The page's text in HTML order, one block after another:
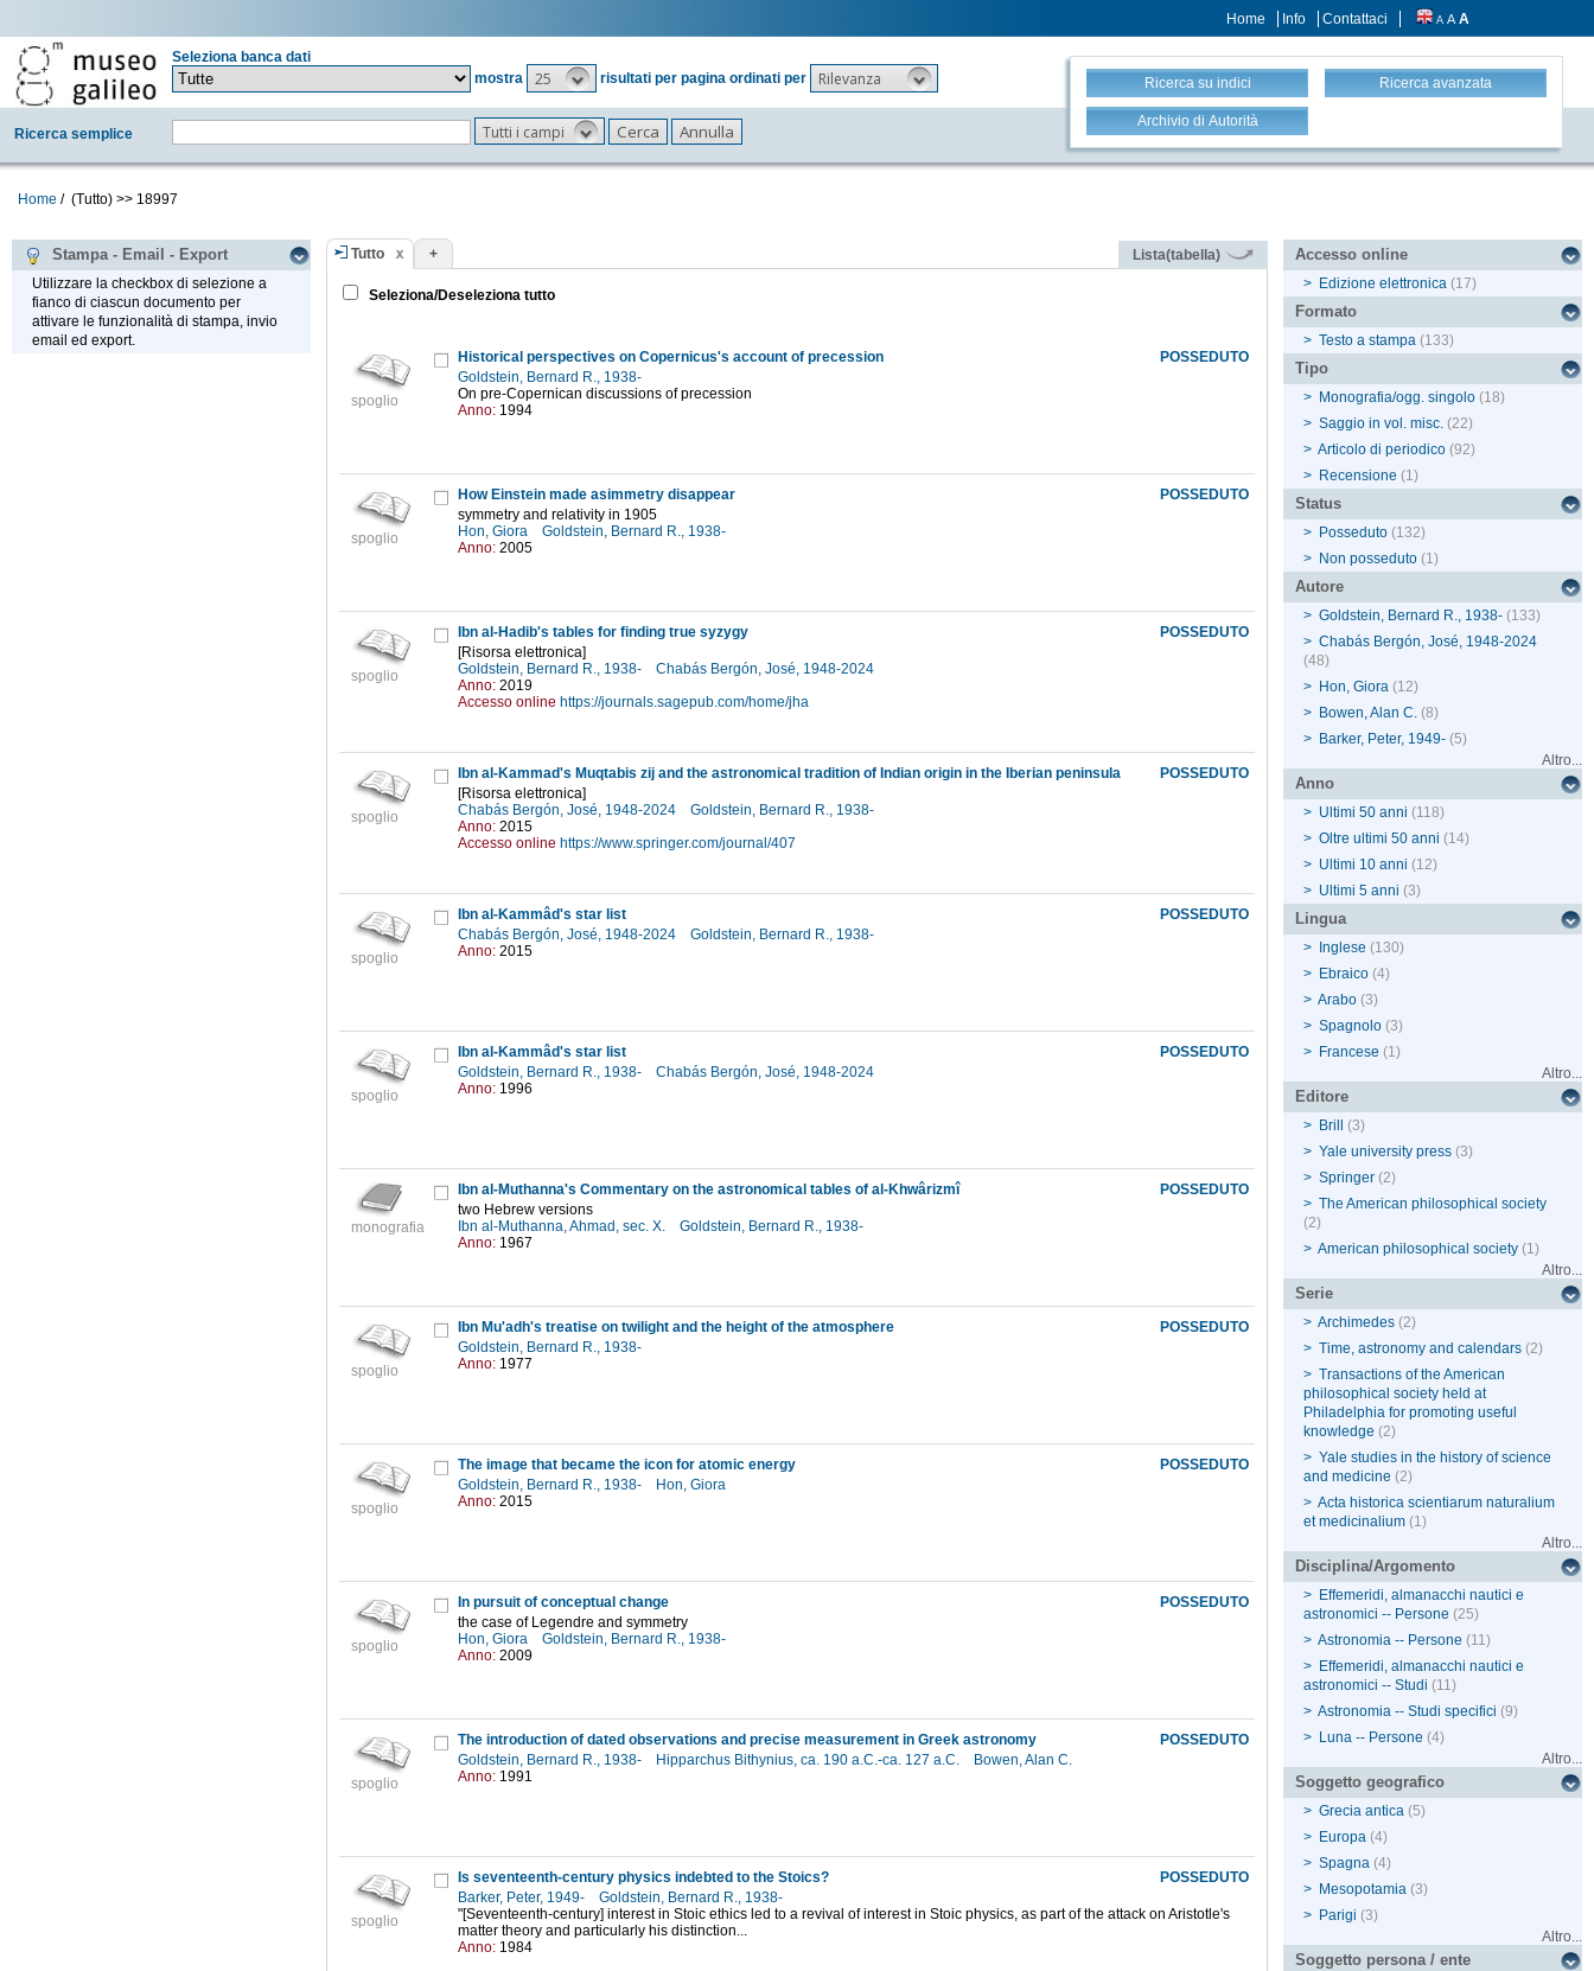
Home Info Contattaci A A A
Seleziona banca dati
mostra
25 risultati per pagina ordinati per Rilevanza
Ricerca semplice Tutti i campi
Ricerca su indici Ricerca avanzata
Archivio di Autorità
Home / (Tutto) >> 18997
Stampa - Email - Export
Utilizzare la checkbox di selezione a
fianco di ciascun documento per
attivare le funzionalità di stampa, invio
email ed export.
Tutto + Lista(tabella)
Seleziona/Deseleziona tutto
spoglio
POSSEDUTO
Historical perspectives on Copernicus's account of precession
Goldstein, Bernard R., 1938-
On pre-Copernican discussions of precession
Anno: 1994
spoglio
POSSEDUTO
How Einstein made asimmetry disappear
symmetry and relativity in 1905
Hon, Giora
Goldstein, Bernard R., 1938-
Anno: 2005
spoglio
POSSEDUTO
Ibn al-Hadib's tables for finding true syzygy
[Risorsa elettronica]
Goldstein, Bernard R., 1938-
Chabás Bergón, José, 1948-2024
Anno: 2019
Accesso online https://journals.sagepub.com/home/jha
spoglio
POSSEDUTO
Ibn al-Kammad's Muqtabis zij and the astronomical tradition of Indian origin in the Iberian peninsula
[Risorsa elettronica]
Chabás Bergón, José, 1948-2024
Goldstein, Bernard R., 1938-
Anno: 2015
Accesso online https://www.springer.com/journal/407
spoglio
POSSEDUTO
Ibn al-Kammâd's star list
Chabás Bergón, José, 1948-2024
Goldstein, Bernard R., 1938-
Anno: 2015
spoglio
POSSEDUTO
Ibn al-Kammâd's star list
Goldstein, Bernard R., 1938-
Chabás Bergón, José, 1948-2024
Anno: 1996
monografia
POSSEDUTO
Ibn al-Muthanna's Commentary on the astronomical tables of al-Khwârizmî
two Hebrew versions
Ibn al-Muthanna, Ahmad, sec. X.
Goldstein, Bernard R., 1938-
Anno: 1967
spoglio
POSSEDUTO
Ibn Mu'adh's treatise on twilight and the height of the atmosphere
Goldstein, Bernard R., 1938-
Anno: 1977
spoglio
POSSEDUTO
The image that became the icon for atomic energy
Goldstein, Bernard R., 1938-
Hon, Giora
Anno: 2015
spoglio
POSSEDUTO
In pursuit of conceptual change
the case of Legendre and symmetry
Hon, Giora
Goldstein, Bernard R., 1938-
Anno: 2009
spoglio
POSSEDUTO
The introduction of dated observations and precise measurement in Greek astronomy
Goldstein, Bernard R., 1938-
Hipparchus Bithynius, ca. 190 a.C.-ca. 127 a.C.
Bowen, Alan C.
Anno: 1991
spoglio
POSSEDUTO
Is seventeenth-century physics indebted to the Stoics?
Barker, Peter, 1949-
Goldstein, Bernard R., 1938-
"[Seventeenth-century] interest in Stoic ethics led to a revival of interest in Stoic physics, as part of the attack on Aristotle's
matter theory and particularly his distinction...
Anno: 1984
Accesso online
> Edizione elettronica (17)
Formato
> Testo a stampa (133)
Tipo
> Monografia/ogg. singolo (18)
> Saggio in vol. misc. (22)
> Articolo di periodico (92)
> Recensione (1)
Status
> Posseduto (132)
> Non posseduto (1)
Autore
> Goldstein, Bernard R., 1938- (133)
> Chabás Bergón, José, 1948-2024
(48)
> Hon, Giora (12)
> Bowen, Alan C. (8)
> Barker, Peter, 1949- (5)
Altro...
Anno
> Ultimi 50 anni (118)
> Oltre ultimi 50 anni (14)
> Ultimi 10 anni (12)
> Ultimi 5 anni (3)
Lingua
> Inglese (130)
> Ebraico (4)
> Arabo (3)
> Spagnolo (3)
> Francese (1)
Altro...
Editore
> Brill
(3)
> Yale university press (3)
> Springer (2)
> The American philosophical society
(2)
> American philosophical society (1)
Altro...
Serie
> Archimedes (2)
> Time, astronomy and calendars (2)
> Transactions of the American
philosophical society held at
Philadelphia for promoting useful
knowledge (2)
> Yale studies in the history of science
and medicine (2)
> Acta historica scientiarum naturalium
et medicinalium (1)
Altro...
Disciplina/Argomento
> Effemeridi, almanacchi nautici e
astronomici -- Persone (25)
> Astronomia -- Persone (11)
> Effemeridi, almanacchi nautici e
astronomici -- Studi (11)
> Astronomia -- Studi specifici (9)
> Luna -- Persone (4)
Altro...
Soggetto geografico
> Grecia antica (5)
> Europa (4)
> Spagna (4)
> Mesopotamia (3)
> Parigi (3)
Altro...
Soggetto persona / ente